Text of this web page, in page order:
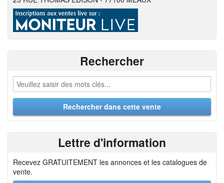
Rechercher
Lettre d'information
Recevez GRATUITEMENT les annonces et les catalogues de
vente.